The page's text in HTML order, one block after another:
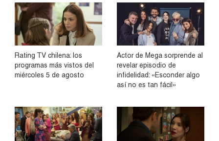
Rating TV chilena: los
programas más vistos del
miércoles 5 de agosto
Actor de Mega sorprende al
revelar episodio de
infidelidad: «Esconder algo
así no es tan fácil»